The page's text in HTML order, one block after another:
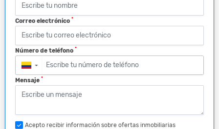
Correo electrónico *
Número de teléfono *
▼
Mensaje *
Acepto recibir información sobre ofertas inmobiliarias